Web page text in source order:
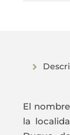
El
la